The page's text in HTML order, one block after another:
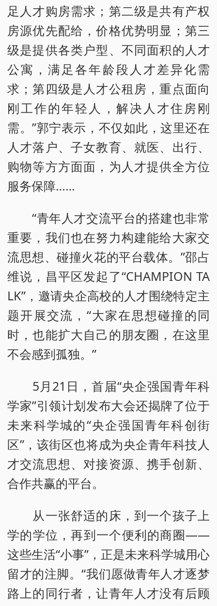
足人才购房需求；第二级是共有产权
房源优先配给，价格优势明显；第三
级是提供各类户型、不同面积的人才
公寓，满足各年龄段人才差异化需
求；第四级是人才公租房，重点面向
刚工作的年轻人，解决人才住房刚
需。”郭宁表示，不仅如此，这里还在
人才落户、子女教育、就医、出行、
购物等方方面面，为人才提供全方位
服务保障……
“青年人才交流平台的搭建也非常
重要，我们也在努力构建能给大家交
流思想、碰撞火花的平台载体。”邵占
维说，昌平区发起了“CHAMPION TA
LK”，邀请央企高校的人才围绕特定主
题开展交流，“大家在思想碰撞的同
时，也能扩大自己的朋友圈，在这里
不会感到孤独。”
5月21日，首届“央企强国青年科
学家”引领计划发布大会还揭牌了位于
未来科学城的“央企强国青年科创街
区”，该街区也将成为央企青年科技人
才交流思想、对接资源、携手创新、
合作共赢的平台。
从一张舒适的床，到一个孩子上
学的学位，再到一个便利的商圈——
这些生活“小事”，正是未来科学城用心
留才的注脚。“我们愿做青年人才逐梦
路上的同行者，让青年人才没有后顾